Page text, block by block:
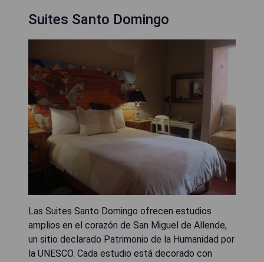
Suites Santo Domingo
Las Suites Santo Domingo ofrecen estudios
amplios en el corazón de San Miguel de Allende,
un sitio declarado Patrimonio de la Humanidad por
la UNESCO. Cada estudio está decorado con